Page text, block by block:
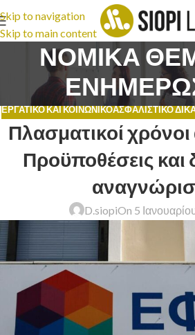
Skip to navigation
Skip to main content
ΝΟΜΙΚΑ
ΕΡΓΑΤΙΚΌ ΚΑΙ ΚΟΙΝΩΝΙΚΟΑΣΦΑΛΙΣΤΙΚΌ
Πλασματικοί
Προϋποθέσεις και
D.siopiOn 5